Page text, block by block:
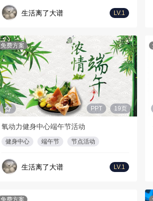
生活离了大谱 LV.1
免费方案
PPT 19页
氧动力健身中心端午节活动
健身中心 端午节 节点活动
生活离了大谱 LV.1
免费方案